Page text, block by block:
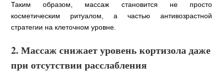
Таким образом, массаж становится не просто
косметическим ритуалом, а частью антивозрастной
стратегии на клеточном уровне.
2. Массаж снижает уровень кортизола даже
при отсутствии расслабления